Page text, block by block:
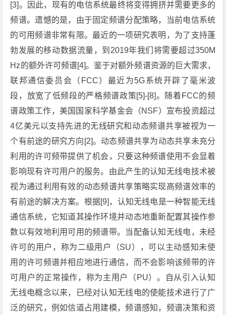
[3]。因此，现有的电信系统最终将变得拥挤并需要更多的
频谱。遗憾的是，由于固定频谱分配策略，当前电信系统
的可用频谱非常有限。最近的一项研究表明，为了支持蓬
勃发展的移动数据流量，到2019年我们将需要超过350M
Hz的额外许可频谱[4]。鉴于对额外频谱资源的巨大需求，
联邦通信委员会（FCC）最近为5G系统开辟了毫米波
段，放宽了低频段的严格频谱政策[5]-[8]。随着FCC的频
谱政策工作，美国国家科学基金会（NSF）宣布投资超过
4亿美元以支持先进的无线研究和动态频谱共享被视为一
个有前途的研究方向[2]。动态频谱共享为动态共享未充分
利用的许可频带提供了机会，只要这种频谱使用不会显着
影响现有许可用户的服务。由此产生的认知无线电技术被
视为通过利用有效的动态频谱共享策略实现高频谱效率的
有前途的解决方案。根据[9]，认知无线电是一种智能无线
通信系统，它知道其操作环境并动态地重新配置其操作参
数以有效地利用可用的频谱带。当配备认知无线电，未经
许可的用户，称为二级用户（SU），可以主动感知未使
用的许可频谱并相应地进行通信，而不会影响该频带的许
可用户的正常操作，称为主用户（PU）。自从引入认知
无线电概念以来，已经对认知无线电的使能技术进行了广
泛的研究，例如信道占用建模，频谱感知，频谱决策和资